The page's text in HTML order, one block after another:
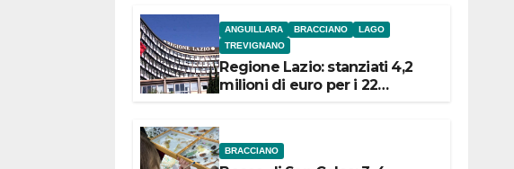
ANGUILLARA BRACCIANO
LAGO
TREVIGNANO
Regione Lazio: stanziati 4,2
milioni di euro per i 22
BRACCIANO